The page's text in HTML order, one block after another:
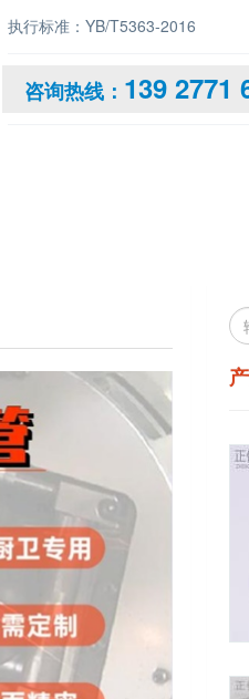
执行标准：YB/T5363-2016
咨询热线： 139 2771